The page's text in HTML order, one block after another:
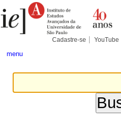
para
conteúdo.
Pessoais
Cadastre-se YouTube
menu